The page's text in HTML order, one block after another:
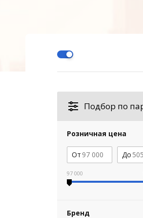
Розничная цена
От До
97 000
Бренд